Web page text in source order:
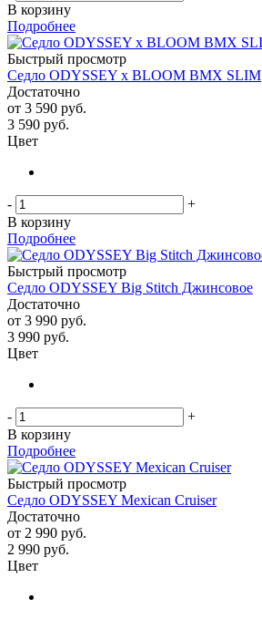
В корзину
Подробнее
Быстрый просмотр
Седло ODYSSEY x BLOOM BMX SLIM
Достаточно
от 3 590 руб.
3 590 руб.
Цвет
-
+
В корзину
Подробнее
Быстрый просмотр
Седло ODYSSEY Big Stitch Джинсовое
Достаточно
от 3 990 руб.
3 990 руб.
Цвет
-
+
В корзину
Подробнее
Быстрый просмотр
Седло ODYSSEY Mexican Cruiser
Достаточно
от 2 990 руб.
2 990 руб.
Цвет